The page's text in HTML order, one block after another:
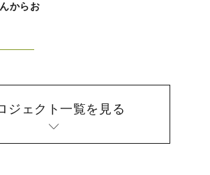
からお
ジェクト一覧を見る